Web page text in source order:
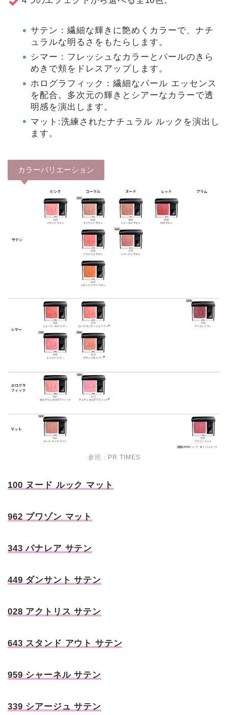
サテン：繊細な輝きに艶めくカラーで、ナチ
ュラルな明るさをもたらします。
シマー：フレッシュなカラーとパールのきら
めきで頬をドレスアップします。
ホログラフィック：繊細なパール エッセンス
を配合。多次元の輝きとシアーなカラーで透
明感を演出します。
マット:洗練されたナチュラル ルックを演出し
ます。
カラーバリエーション
参照： PR TIMES
100 ヌード ルック マット
962 プワゾン マット
343 パナレア サテン
449 ダンサント サテン
028 アクトリス サテン
643 スタンド アウト サテン
959 シャーネル サテン
339 シアージュ サテン